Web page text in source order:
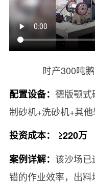
时产300吨
配置设备： 德版颚式
制砂机+洗砂机+其
投资成本： ≥220万
案例详解： 该沙场已
错的作业效率，出